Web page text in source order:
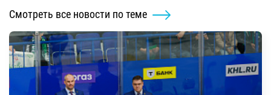
Смотреть все новости по теме